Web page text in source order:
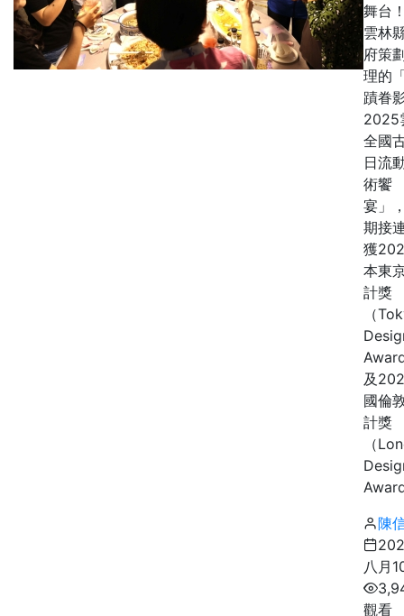
舞台
雲林
府策
理的
蹟眷
2025
全國
日流
術饗
宴」
期接
獲
本東
計獎
（
及
國倫
計獎
（
陳
八月
觀看